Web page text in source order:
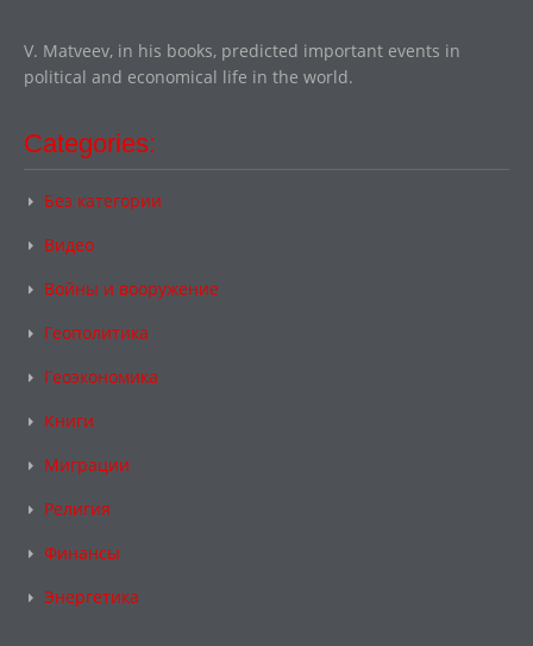
V. Matveev, in his books, predicted important events in
political and economical life in the world.
Categories:
Без категории
Видео
Войны и вооружение
Геополитика
Геоэкономика
Книги
Миграции
Религия
Финансы
Энергетика